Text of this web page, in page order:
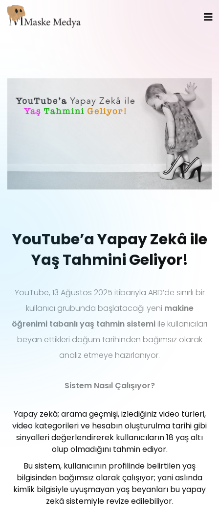
YouTube’a Yapay Zekâ ile
Yaş Tahmini Geliyor!
YouTube, 13 Ağustos 2025 itibarıyla ABD’de sınırlı bir
kullanıcı grubunda başlatacağı yeni makine
öğrenimi tabanlı yaş tahmin sistemi ile kullanıcıları
beyan ettikleri doğum tarihinden bağımsız olarak
analiz etmeye hazırlanıyor.
Sistem Nasıl Çalışıyor?
Yapay zekâ; arama geçmişi, izlediğiniz video türleri,
video kategorileri ve hesabın oluşturulma tarihi gibi
sinyalleri değerlendirerek kullanıcıların 18 yaş altı
olup olmadığını tahmin ediyor.
Bu sistem, kullanıcının profilinde belirtilen yaş
bilgisinden bağımsız olarak çalışıyor; yani aslında
kimlik bilgisiyle uyuşmayan yaş beyanları bu yapay
zekâ sistemiyle revize edilebiliyor.